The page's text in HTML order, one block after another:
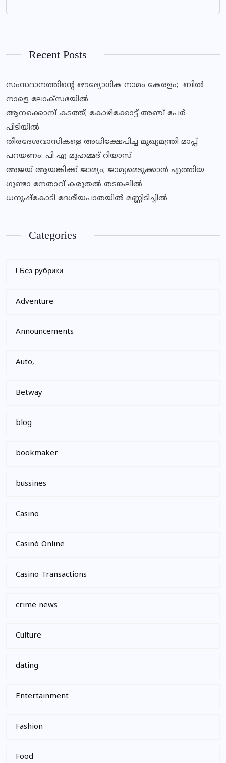
Recent Posts
സംസ്ഥാനത്തിന്‍റെ ഔദ്യോഗിക നാമം കേരളം; ബില്‍
നാളെ ലോക്സഭയില്‍
ആനക്കൊമ്പ് കടത്ത്; കോഴിക്കോട്ട് അഞ്ച് പേർ
പിടിയിൽ
തീരദേശവാസികളെ അധിക്ഷേപിച്ച മുഖ്യമന്ത്രി മാപ്പ്
പറയണം: പി എ മുഹമ്മദ് റിയാസ്
അജയ് ആയങ്കിക്ക് ജാമ്യം; ജാമ്യമെടുക്കാൻ എത്തിയ
ഗുണ്ടാ നേതാവ് കരുതൽ തടങ്കലിൽ
ധനുഷ്കോടി ദേശീയപാതയിൽ മണ്ണിടിച്ചിൽ
Categories
! Без рубрики
Adventure
Announcements
Auto,
Betway
blog
bookmaker
bussines
Casino
Casinò Online
Casino Transactions
crime news
Culture
dating
Entertainment
Fashion
Food